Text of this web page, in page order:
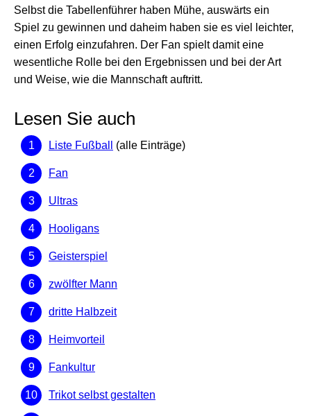
Selbst die Tabellenführer haben Mühe, auswärts ein
Spiel zu gewinnen und daheim haben sie es viel leichter,
einen Erfolg einzufahren. Der Fan spielt damit eine
wesentliche Rolle bei den Ergebnissen und bei der Art
und Weise, wie die Mannschaft auftritt.
Lesen Sie auch
Liste Fußball (alle Einträge)
Fan
Ultras
Hooligans
Geisterspiel
zwölfter Mann
dritte Halbzeit
Heimvorteil
Fankultur
Trikot selbst gestalten